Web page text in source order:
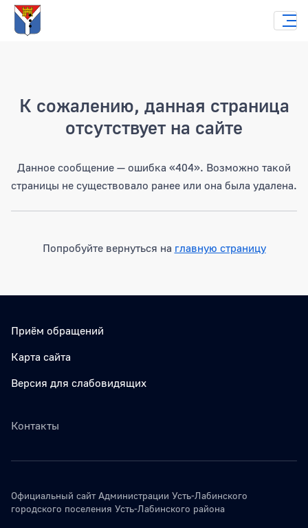
К сожалению, данная страница
отсутствует на сайте
Данное сообщение — ошибка «404». Возможно такой
страницы не существовало ранее или она была удалена.
Попробуйте вернуться на главную страницу
Приём обращений
Карта сайта
Версия для слабовидящих
Контакты
Официальный сайт Администрации Усть-Лабинского
городского поселения Усть-Лабинского района